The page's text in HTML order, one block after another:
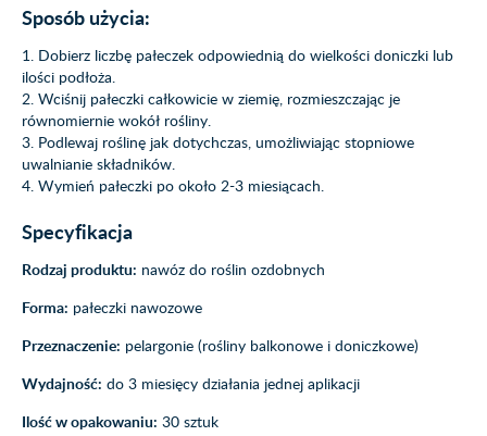
Sposób użycia:
1. Dobierz liczbę pałeczek odpowiednią do wielkości doniczki lub
ilości podłoża.
2. Wciśnij pałeczki całkowicie w ziemię, rozmieszczając je
równomiernie wokół rośliny.
3. Podlewaj roślinę jak dotychczas, umożliwiając stopniowe
uwalnianie składników.
4. Wymień pałeczki po około 2-3 miesiącach.
Specyfikacja
Rodzaj produktu: nawóz do roślin ozdobnych
Forma: pałeczki nawozowe
Przeznaczenie: pelargonie (rośliny balkonowe i doniczkowe)
Wydajność: do 3 miesięcy działania jednej aplikacji
Ilość w opakowaniu: 30 sztuk